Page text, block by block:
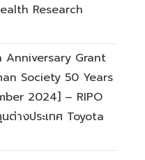
Research
Anniversary Grant
Society 50 Years
2024] – RIPO
ต่างประเทศ Toyota